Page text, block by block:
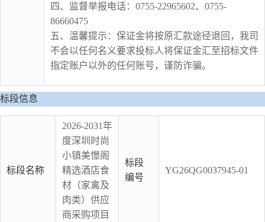
四、监督举报电话：0755-22965602、0755-
86660475
五、温馨提示：保证金将按原汇款途径退回，我司
不会以任何名义要求投标人将保证金汇至招标文件
指定账户以外的任何账号，谨防诈骗。
标段信息
标段名称
2026-2031年
度深圳时尚
小镇美憬阁
精选酒店食
材（家禽及
肉类）供应
商采购项目
标段
编号
YG26QG0037945-01